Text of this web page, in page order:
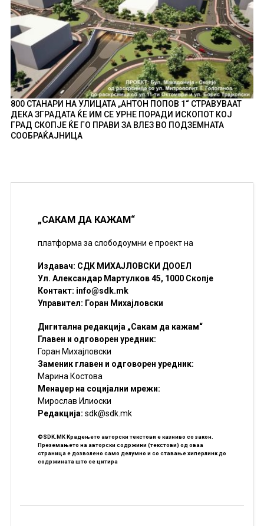
800 СТАНАРИ НА УЛИЦАТА „АНТОН ПОПОВ 1“ СТРАВУВААТ
ДЕКА ЗГРАДАТА ЌЕ ИМ СЕ УРНЕ ПОРАДИ ИСКОПОТ КОЈ
ГРАД СКОПЈЕ ЌЕ ГО ПРАВИ ЗА ВЛЕЗ ВО ПОДЗЕМНАТА
СООБРАЌАЈНИЦА
„САКАМ ДА КАЖАМ“
платформа за слободоумни е проект на
Издавач: СДК МИХАЈЛОВСКИ ДООЕЛ
Ул. Александар Мартулков 45, 1000 Скопје
Контакт: info@sdk.mk
Управител: Горан Михајловски
Дигитална редакција „Сакам да кажам“
Главен и одговорен уредник:
Горан Михајловски
Заменик главен и одговорен уредник:
Марина Костова
Менаџер на социјални мрежи:
Мирослав Илиоски
Редакцијa: sdk@sdk.mk
©SDK.MK Крадењето авторски текстови е казниво со закон.
Преземањето на авторски содржини (текстови) од оваа
страница е дозволено само делумно и со ставање хиперлинк до
содржината што се цитира